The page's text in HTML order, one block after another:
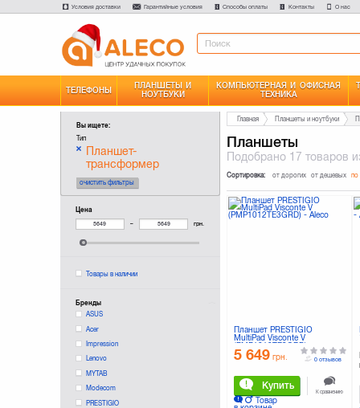
Условия доставки Гарантийные условия Способы оплаты Контакты О нас
ТЕЛЕФОНЫ
ПЛАНШЕТЫ И
НОУТБУКИ
КОМПЬЮТЕРНАЯ И ОФИСНАЯ
ТЕХНИКА
Вы ищете:
Тип
Планшет-
трансформер
очистить фильтры
Цена
– грн.
Товары в наличии
Бренды
ASUS
Acer
Impression
Lenovo
MYTAB
Modecom
PRESTIGIO
Главная Планшеты и ноутбуки
Планшеты
Подобрано 17 товаров
Сортировка: от дорогих от дешевых по
Планшет PRESTIGIO
MultiPad Visconte V
(PMP1012TE3GRD)
5 649 грн.
Купить
Товар
0 отзывов
К сравнению